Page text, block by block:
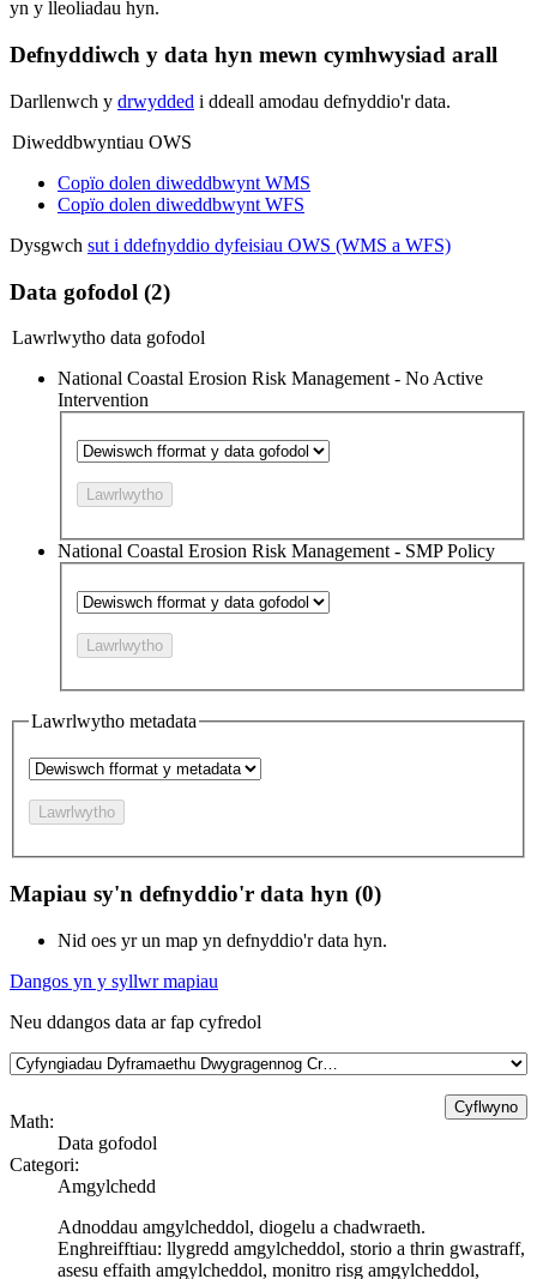
yn y lleoliadau hyn.
Defnyddiwch y data hyn mewn cymhwysiad arall
Darllenwch y drwydded i ddeall amodau defnyddio'r data.
Diweddbwyntiau OWS
Copïo dolen diweddbwynt WMS
Copïo dolen diweddbwynt WFS
Dysgwch sut i ddefnyddio dyfeisiau OWS (WMS a WFS)
Data gofodol (2)
Lawrlwytho data gofodol
National Coastal Erosion Risk Management - No Active
Intervention
Lawrlwytho
National Coastal Erosion Risk Management - SMP Policy
Lawrlwytho
Lawrlwytho metadata
Lawrlwytho
Mapiau sy'n defnyddio'r data hyn (0)
Nid oes yr un map yn defnyddio'r data hyn.
Dangos yn y syllwr mapiau
Neu ddangos data ar fap cyfredol
Math:
Data gofodol
Categori:
Amgylchedd
Adnoddau amgylcheddol, diogelu a chadwraeth.
Enghreifftiau: llygredd amgylcheddol, storio a thrin gwastraff,
asesu effaith amgylcheddol, monitro risg amgylcheddol,